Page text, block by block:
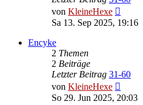
von KleineHexe
Beitrag
Sa 13. Sep 2025, 19:16
Encyke
2 Themen
2 Beiträge
Letzter Beitrag 31-60
von KleineHexe
Beitrag
So 29. Jun 2025, 20:03